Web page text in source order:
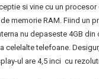
si vine cu un
memorie RAM. Fiind un
nu depaseste 4GB
celelalte telefoane.
ul are 4,5 inci cu